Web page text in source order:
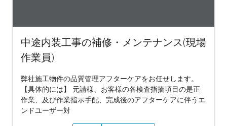
中途内装工事の補修・メンテナンス(現場
作業員)
弊社施工物件の品質管理アフターケアをお任せします。
【具体的には】 元請様、お客様の各検査指摘項目の是正
作業、及び作業指示手配、完成後のアフターケアに伴うエ
ンドユーザー対